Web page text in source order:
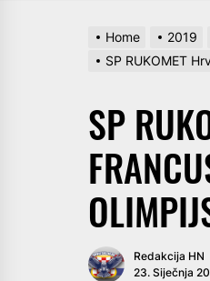
Home 2019
SP RUKOMET
SP
Redakcija HN
23. Siječnja